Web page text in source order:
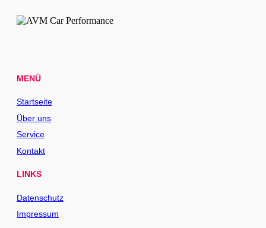
MENÜ
Startseite
Über uns
Service
Kontakt
LINKS
Datenschutz
Impressum